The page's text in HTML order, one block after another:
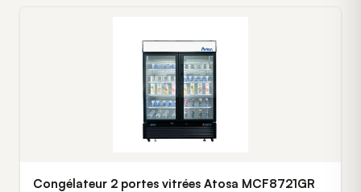
Congélateur 2 portes vitrées Atosa MCF8721GR